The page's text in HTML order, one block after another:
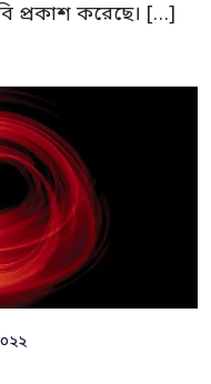
প্রকাশ করেছে। […]